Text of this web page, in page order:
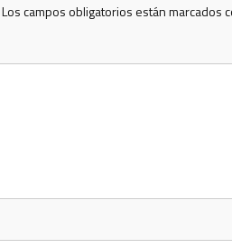
Los campos obligatorios están marcados